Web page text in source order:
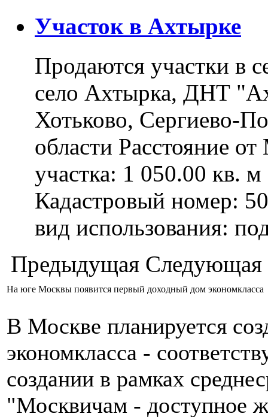
Участок в Ахтырке
Продаются участки в
село Ахтырка, ДНТ
Хотьково, Сергиево-
области Расстояние
участка: 1 050.00 кв.
Кадастровый номер:
вид использования:
Предыдущая Следующая
На юге Москвы появится первый доходный дом экономкласса
В Москве планируется
экономкласса -
создании в рамках
"Москвичам - доступное